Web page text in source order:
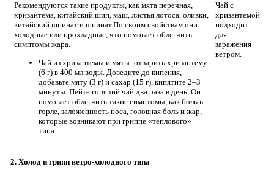
Рекомендуются такие продукты, как мята перечная,
хризантема, китайский шип, маш, листья лотоса, оливки,
китайский шпинат и шпинат.По своим свойствам они
холодные или прохладные, что помогает облегчить
симптомы жара.
Чай из хризантемы и мяты: отварить хризантему
(6 г) в 400 мл воды. Доведите до кипения,
добавьте мяту (3 г) и сахар (15 г), кипятите 2–3
минуты. Пейте горячий чай два раза в день. Он
помогает облегчить такие симптомы, как боль в
горле, заложенность носа, головная боль и жар,
которые возникают при гриппе «теплового»
типа.
Чай с
хризантемой
подходит
для
заражения
ветром.
2. Холод и грипп ветро-холодного типа